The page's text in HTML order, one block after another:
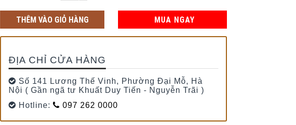
THÊM VÀO GIỎ HÀNG MUA NGAY
ĐỊA CHỈ CỬA HÀNG
Số 141 Lương Thế Vinh, Phường Đại Mỗ, Hà
Nội ( Gần ngã tư Khuất Duy Tiến - Nguyễn Trãi )
Hotline:
097 262 0000